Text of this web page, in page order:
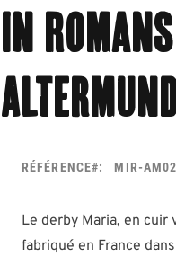
in
RÉFÉRENCE MIR-AM02
Le derby Maria, en
fabriqué en France